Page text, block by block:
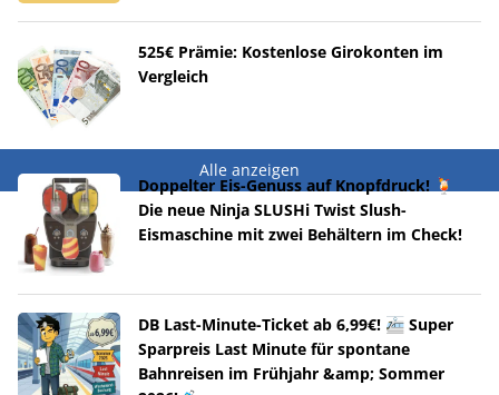
525€ Prämie: Kostenlose Girokonten im
Vergleich
Alle anzeigen
Doppelter Eis-Genuss auf Knopfdruck! 🍹
Die neue Ninja SLUSHi Twist Slush-
Eismaschine mit zwei Behältern im Check!
DB Last-Minute-Ticket ab 6,99€! 🚈 Super
Sparpreis Last Minute für spontane
Bahnreisen im Frühjahr &amp; Sommer